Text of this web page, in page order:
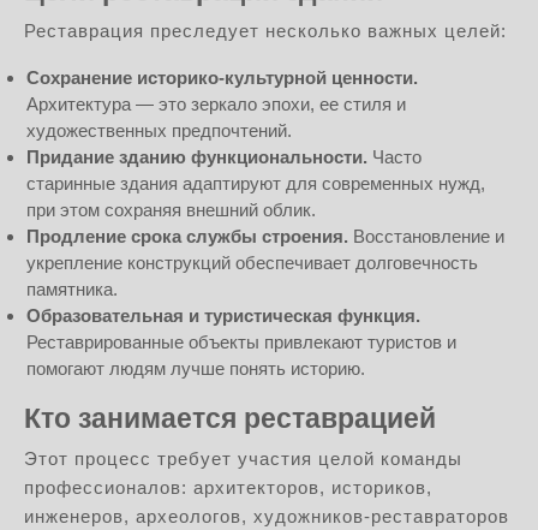
Реставрация преследует несколько важных целей:
Сохранение историко-культурной ценности.
Архитектура — это зеркало эпохи, ее стиля и
художественных предпочтений.
Придание зданию функциональности. Часто
старинные здания адаптируют для современных нужд,
при этом сохраняя внешний облик.
Продление срока службы строения. Восстановление и
укрепление конструкций обеспечивает долговечность
памятника.
Образовательная и туристическая функция.
Реставрированные объекты привлекают туристов и
помогают людям лучше понять историю.
Кто занимается реставрацией
Этот процесс требует участия целой команды
профессионалов: архитекторов, историков,
инженеров, археологов, художников-реставраторов